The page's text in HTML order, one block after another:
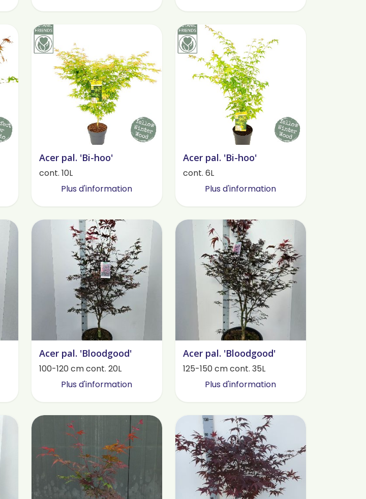
Acer pal. 'Bi-hoo'
cont. 10L
Plus d'information
Acer pal. 'Bi-hoo'
cont. 6L
Plus d'information
Acer pal. 'Bloodgood'
100-120 cm cont. 20L
Plus d'information
Acer pal. 'Bloodgood'
125-150 cm cont. 35L
Plus d'information